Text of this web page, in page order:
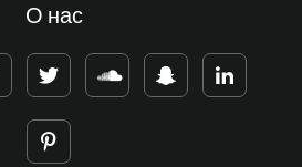
О нас